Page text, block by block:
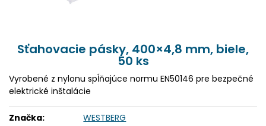
Sťahovacie pásky, 400×4,8 mm, biele,
50 ks
Vyrobené z nylonu spĺňajúce normu EN50146 pre bezpečné
elektrické inštalácie
Značka:
WESTBERG